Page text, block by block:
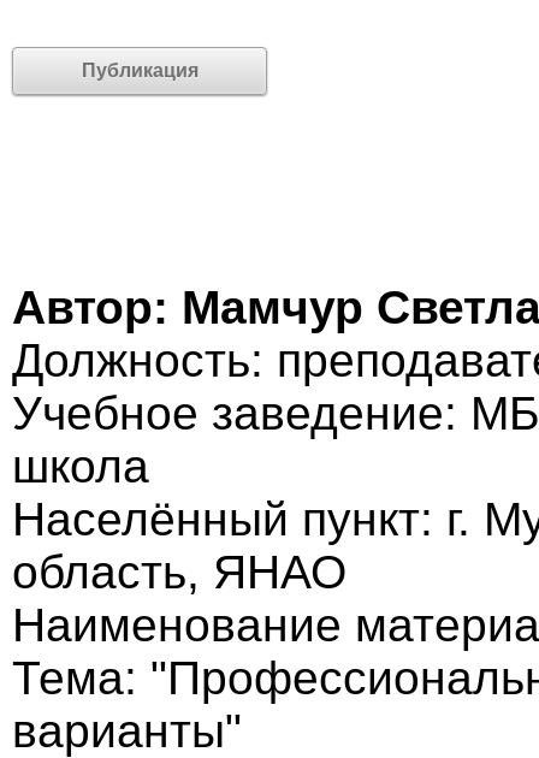
Публикация
Автор: Мамчур
Должность:
Учебное заведение:
школа
Населённый пункт: г.
область, ЯНАО
Наименование
Тема:
варианты"